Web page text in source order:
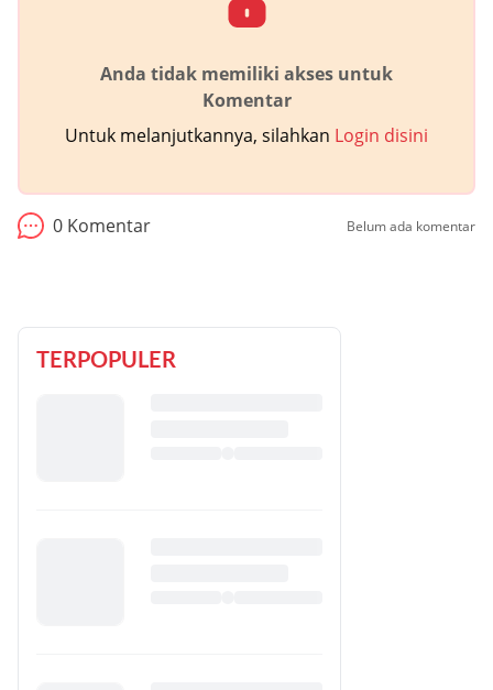
Anda tidak memiliki akses untuk
Komentar
Untuk melanjutkannya, silahkan Login disini
0 Komentar Belum ada komentar
TERPOPULER